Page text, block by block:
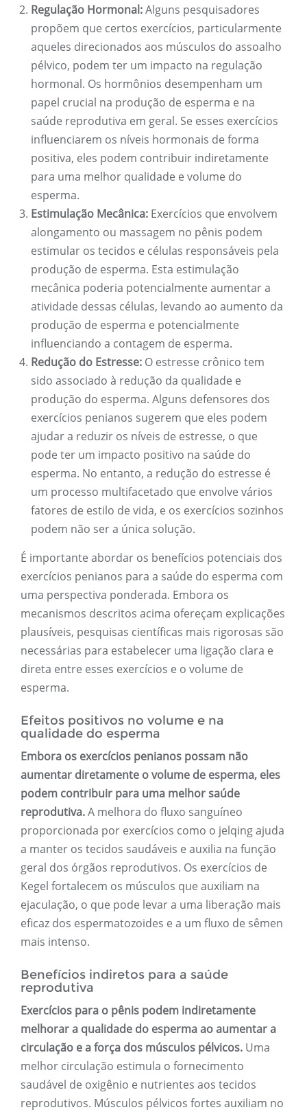
Regulação Hormonal:Alguns pesquisadores
propõem que certos exercícios, particularmente
aqueles direcionados aos músculos do assoalho
pélvico, podem ter um impacto na regulação
hormonal. Os hormônios desempenham um
papel crucial na produção de esperma e na
saúde reprodutiva em geral. Se esses exercícios
influenciarem os níveis hormonais de forma
positiva, eles podem contribuir indiretamente
para uma melhor qualidade e volume do
esperma.
Estimulação Mecânica: Exercícios que envolvem
alongamento ou massagem no pênis podem
estimular os tecidos e células responsáveis ​​pela
produção de esperma. Esta estimulação
mecânica poderia potencialmente aumentar a
atividade dessas células, levando ao aumento da
produção de esperma e potencialmente
influenciando a contagem de esperma.
Redução do Estresse: O estresse crônico tem
sido associado à redução da qualidade e
produção do esperma. Alguns defensores dos
exercícios penianos sugerem que eles podem
ajudar a reduzir os níveis de estresse, o que
pode ter um impacto positivo na saúde do
esperma. No entanto, a redução do estresse é
um processo multifacetado que envolve vários
fatores de estilo de vida, e os exercícios sozinhos
podem não ser a única solução.
É importante abordar os benefícios potenciais dos
exercícios penianos para a saúde do esperma com
uma perspectiva ponderada. Embora os
mecanismos descritos acima ofereçam explicações
plausíveis, pesquisas científicas mais rigorosas são
necessárias para estabelecer uma ligação clara e
direta entre esses exercícios e o volume de
esperma.
Efeitos positivos no volume e na
qualidade do esperma
Embora os exercícios penianos possam não
aumentar diretamente o volume de esperma, eles
podem contribuir para uma melhor saúde
reprodutiva.A melhora do fluxo sanguíneo
proporcionada por exercícios como o jelqing ajuda
a manter os tecidos saudáveis ​​e auxilia na função
geral dos órgãos reprodutivos. Os exercícios de
Kegel fortalecem os músculos que auxiliam na
ejaculação, o que pode levar a uma liberação mais
eficaz dos espermatozoides e a um fluxo de sêmen
mais intenso.
Benefícios indiretos para a saúde
reprodutiva
Exercícios para o pênis podem indiretamente
melhorar a qualidade do esperma ao aumentar a
circulação e a força dos músculos pélvicos. Uma
melhor circulação estimula o fornecimento
saudável de oxigênio e nutrientes aos tecidos
reprodutivos. Músculos pélvicos fortes auxiliam no